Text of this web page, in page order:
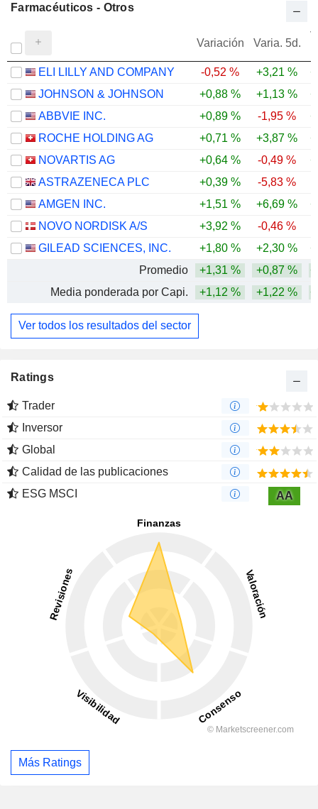
Farmacéuticos - Otros
Variación Varia. 5d.
ELI LILLY AND COMPANY -0,52 % +3,21 %
JOHNSON & JOHNSON
+0,88 % +1,13 %
ABBVIE INC.
+0,89 % -1,95 %
ROCHE HOLDING AG
+0,71 % +3,87 %
NOVARTIS AG
+0,64 % -0,49 %
ASTRAZENECA PLC
+0,39 % -5,83 %
AMGEN INC.
+1,51 % +6,69 %
NOVO NORDISK A/S
+3,92 % -0,46 %
GILEAD SCIENCES, INC.
+1,80 % +2,30 %
Promedio
+1,31 % +0,87 %
Media ponderada por Capi.
+1,12 % +1,22 %
Ver todos los resultados del sector
Ratings
Trader
Inversor
Global
Calidad de las publicaciones
ESG MSCI
AA
Más Ratings